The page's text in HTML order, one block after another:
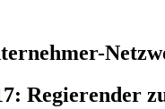
Regierender